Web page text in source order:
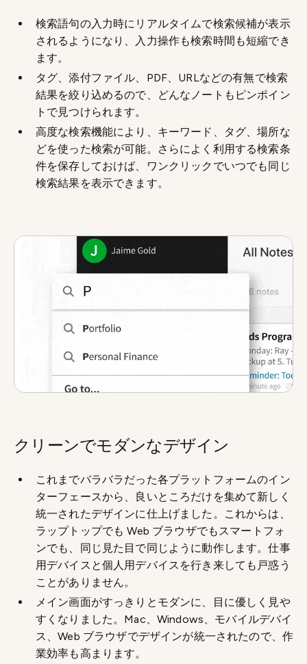
検索語句の入力時にリアルタイムで検索候補が表示
されるようになり、入力操作も検索時間も短縮でき
ます。
タグ、添付ファイル、PDF、URLなどの有無で検索
結果を絞り込めるので、どんなノートもピンポイン
トで見つけられます。
高度な検索機能により、キーワード、タグ、場所な
どを使った検索が可能。さらによく利用する検索条
件を保存しておけば、ワンクリックでいつでも同じ
検索結果を表示できます。
クリーンでモダンなデザイン
これまでバラバラだった各プラットフォームのイン
ターフェースから、良いところだけを集めて新しく
統一されたデザインに仕上げました。これからは、
ラップトップでも Web ブラウザでもスマートフォ
ンでも、同じ見た目で同じように動作します。仕事
用デバイスと個人用デバイスを行き来しても戸惑う
ことがありません。
メイン画面がすっきりとモダンに、目に優しく見や
すくなりました。Mac、Windows、モバイルデバイ
ス、Web ブラウザでデザインが統一されたので、作
業効率も高まります。